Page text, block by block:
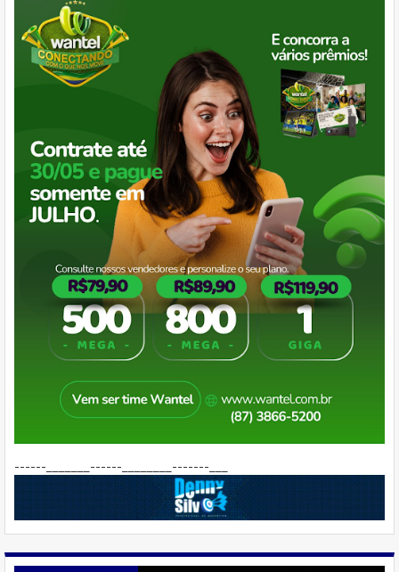
------_______------________-------___